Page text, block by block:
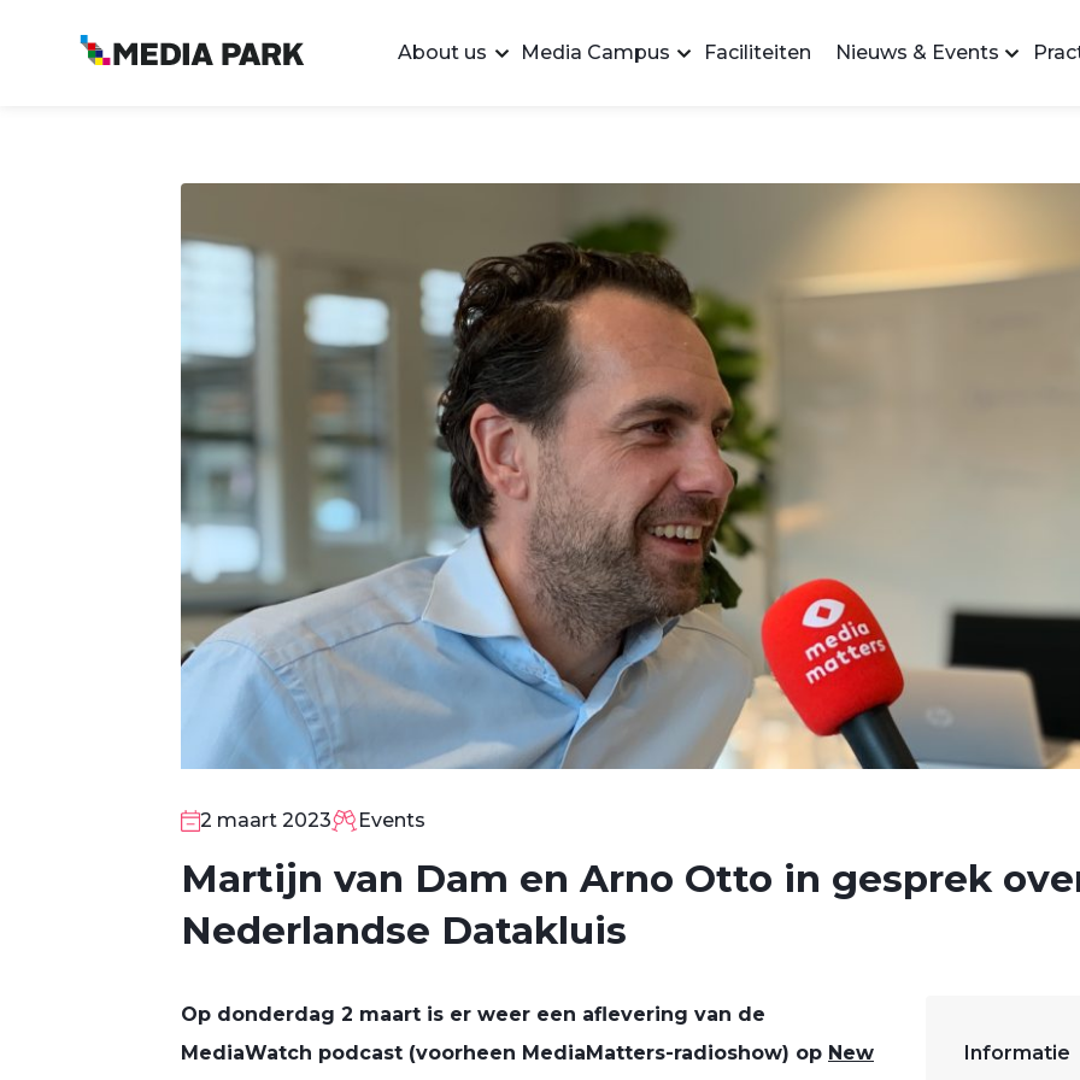
About us Media Campus Faciliteiten Nieuws & Events
2 maart 2023 Events
Martijn van Dam en Arno Otto in gesprek
Nederlandse Datakluis
Informatie
Op donderdag 2 maart is er weer een aflevering van de
MediaWatch podcast (voorheen MediaMatters-radioshow) op New